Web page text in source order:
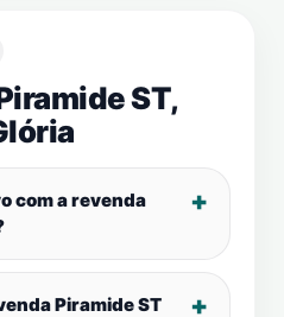
ST,
com a revenda
Piramide ST